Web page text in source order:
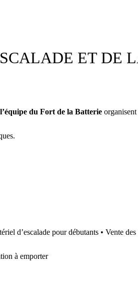
ET DE
du Fort de la Batterie
d’escalade pour débutants • Vente des
à emporter